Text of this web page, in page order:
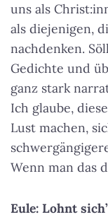
uns als
als diejenigen,
nachdenken.
Gedichte und
ganz stark
Ich glaube,
Lust machen,
Wenn man das
Eule: Lohnt